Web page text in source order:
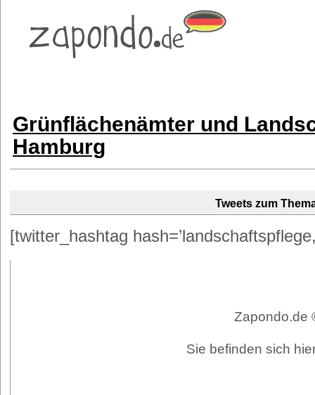
Grünflächenämter und
Hamburg
Tweets zum
[twitter_hashtag
Zapondo.de
Sie befinden sich